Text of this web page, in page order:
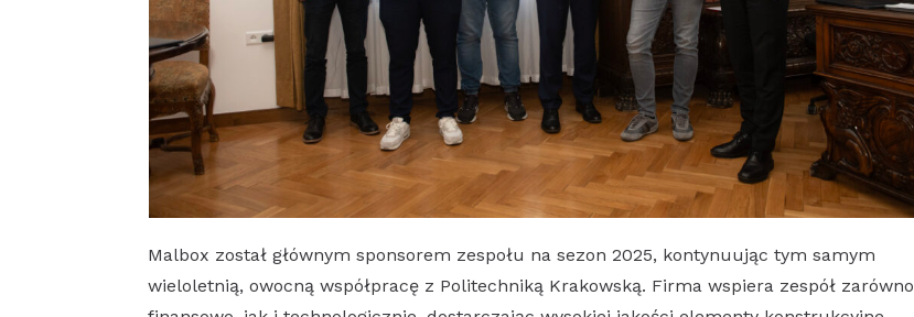
Malbox został głównym sponsorem zespołu na sezon 2025, kontynuując tym samym
wieloletnią, owocną współpracę z Politechniką Krakowską. Firma wspiera zespół zarówno